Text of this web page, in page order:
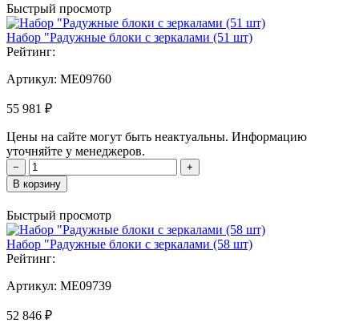
Быстрый просмотр
Набор "Радужные блоки с зеркалами (51 шт)
Рейтинг:
Артикул: MЕ09760
55 981 ₽
Цены на сайте могут быть неактуальны. Информацию
уточняйте у менеджеров.
−
+
В корзину
Быстрый просмотр
Набор "Радужные блоки с зеркалами (58 шт)
Рейтинг:
Артикул: MЕ09739
52 846 ₽